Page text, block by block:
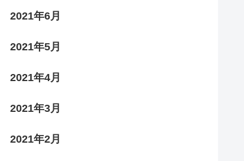
2021年6月
2021年5月
2021年4月
2021年3月
2021年2月